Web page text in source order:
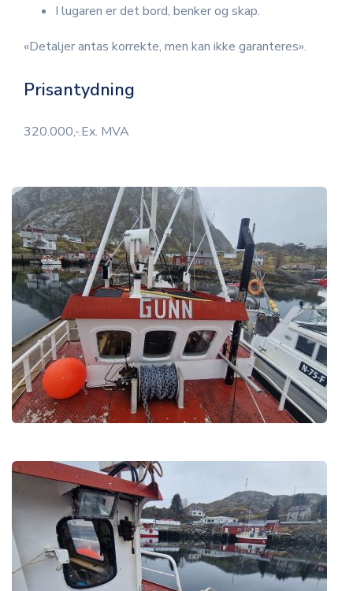
I lugaren er det bord, benker og skap.
«Detaljer antas korrekte, men kan ikke garanteres».
Prisantydning
320.000,-.Ex. MVA